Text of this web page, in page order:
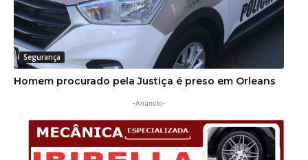
Segurança
Homem procurado pela Justiça é preso em Orleans
-Anúncio-